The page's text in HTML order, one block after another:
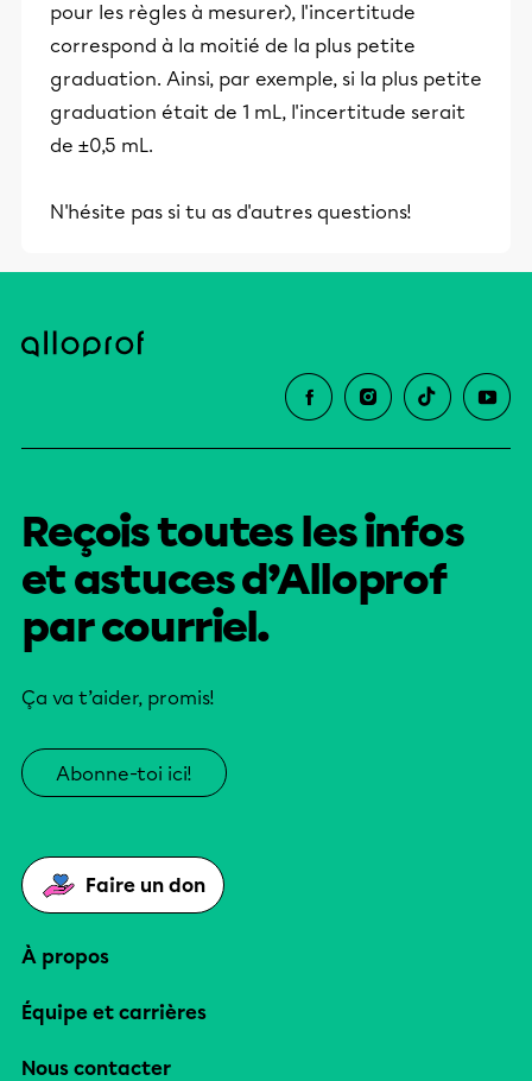
pour les règles à mesurer), l'incertitude
correspond à la moitié de la plus petite
graduation. Ainsi, par exemple, si la plus petite
graduation était de 1 mL, l'incertitude serait
de ±0,5 mL.
N'hésite pas si tu as d'autres questions!
Reçois toutes les infos
et astuces d’Alloprof
par courriel.
Ça va t’aider, promis!
Abonne-toi ici!
Faire un don
À propos
Équipe et carrières
Nous contacter